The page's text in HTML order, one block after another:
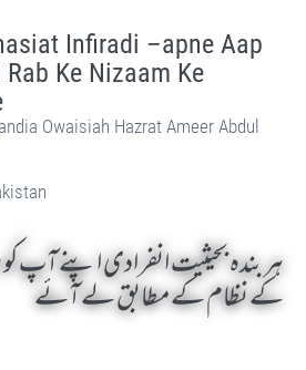
Infiradi –apne Aap
Ke Nizaam Ke
Owaisiah Hazrat Ameer Abdul
ہر بندہ بحیثیت انفرادی اپنے
کے نظام کے مطابق لے آئے